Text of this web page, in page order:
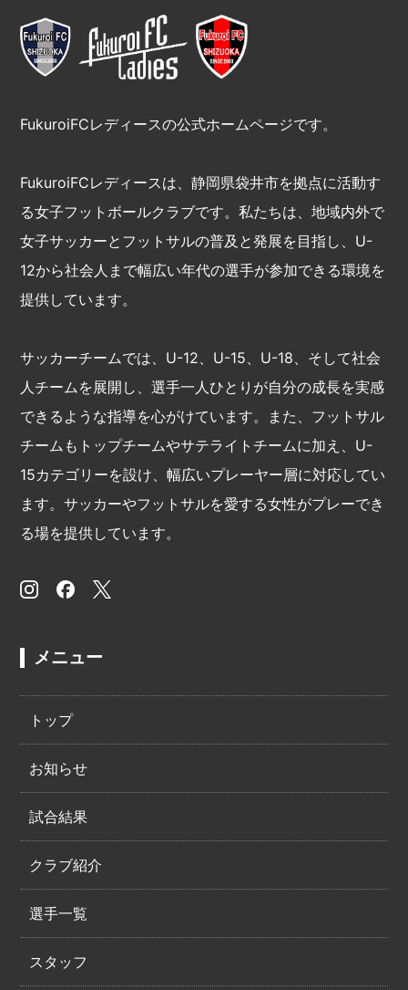
FukuroiFCレディースの公式ホームページです。
FukuroiFCレディースは、静岡県袋井市を拠点に活動す
る女子フットボールクラブです。私たちは、地域内外で
女子サッカーとフットサルの普及と発展を目指し、U-
12から社会人まで幅広い年代の選手が参加できる環境を
提供しています。
サッカーチームでは、U-12、U-15、U-18、そして社会
人チームを展開し、選手一人ひとりが自分の成長を実感
できるような指導を心がけています。また、フットサル
チームもトップチームやサテライトチームに加え、U-
15カテゴリーを設け、幅広いプレーヤー層に対応してい
ます。サッカーやフットサルを愛する女性がプレーでき
る場を提供しています。
メニュー
トップ
お知らせ
試合結果
クラブ紹介
選手一覧
スタッフ